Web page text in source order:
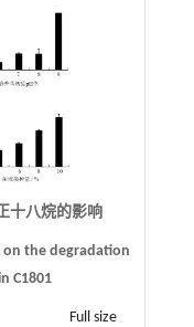
十八烷的影响
on the degradation
C1801
Full size